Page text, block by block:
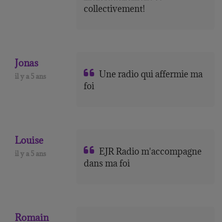
collectivement!
Jonas
il y a 5 ans
Une radio qui affermie ma
foi
Louise
il y a 5 ans
EJR Radio m'accompagne
dans ma foi
Romain